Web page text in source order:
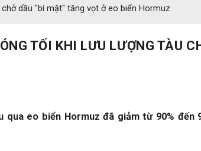
dầu "bí mật" tăng vọt ở eo biển Hormuz
TỐI KHI LƯU LƯỢNG TÀU
eo biển Hormuz đã giảm từ 90% đến